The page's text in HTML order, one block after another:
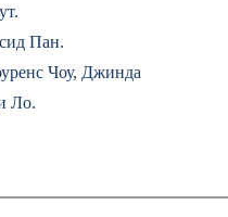
Пан.
Чоу, Джинда
Ло.